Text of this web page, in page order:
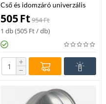
Cső és idomzáró univerzális
CP-180
505Ft954Ft
1 db (505 Ft/ db)
+
−